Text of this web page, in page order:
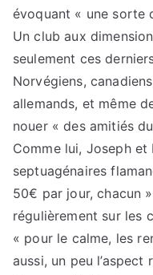
évoquant « une sorte
Un club aux
seulement ces
Norvégiens,
allemands, et même
nouer « des amitiés
Comme lui, Joseph et
septuagénaires
50€ par jour, chacun
régulièrement sur les
« pour le calme, les
aussi, un peu